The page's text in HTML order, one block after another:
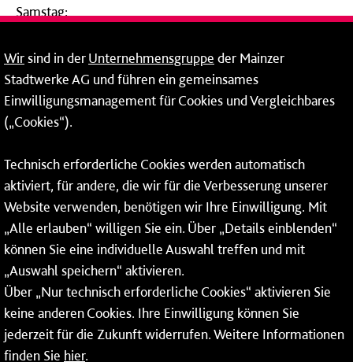
Samstag:
24-Stunden-Telefon*
06131 – 12 77 77
Fax: 06131 – 12 66 66
* Montags bis freitags bis 7 und ab 18 Uhr sowie an
Wochenenden und Feiertagen ganztags werden Ihre
Anrufe je nach Themenauswahl an ein Callcenter des
RMV oder von nextbike weitergeleitet. Dort erhalten Sie
ausschließlich Auskünfte zum Fahrplan bzw. zu
meinRad.
Wirsind in derUnternehmensgruppe der Mainzer
Stadtwerke AG und führen ein gemeinsames
Einwilligungsmanagement für Cookies und Vergleichbares
(„Cookies“).
Technisch erforderliche Cookies werden automatisch
aktiviert, für andere, die wir für die Verbesserung unserer
Website verwenden, benötigen wir Ihre Einwilligung. Mit
„Alle erlauben“ willigen Sie ein. Über „Details einblenden“
können Sie eine individuelle Auswahl treffen und mit
„Auswahl speichern“ aktivieren.
Über „Nur technisch erforderliche Cookies“ aktivieren Sie
keine anderen Cookies. Ihre Einwilligung können Sie
jederzeit für die Zukunft widerrufen. Weitere Informationen
finden Sie hier.